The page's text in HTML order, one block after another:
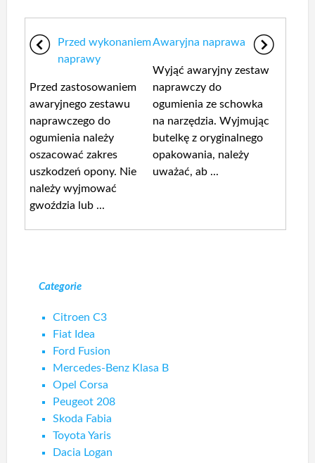
Przed wykonaniem
naprawy
Przed zastosowaniem
awaryjnego zestawu
naprawczego do
ogumienia należy
oszacować zakres
uszkodzeń opony. Nie
należy wyjmować
gwoździa lub ...
Awaryjna naprawa
Wyjąć awaryjny zestaw
naprawczy do
ogumienia ze schowka
na narzędzia. Wyjmując
butelkę z oryginalnego
opakowania, należy
uważać, ab ...
Categorie
Citroen C3
Fiat Idea
Ford Fusion
Mercedes-Benz Klasa B
Opel Corsa
Peugeot 208
Skoda Fabia
Toyota Yaris
Dacia Logan